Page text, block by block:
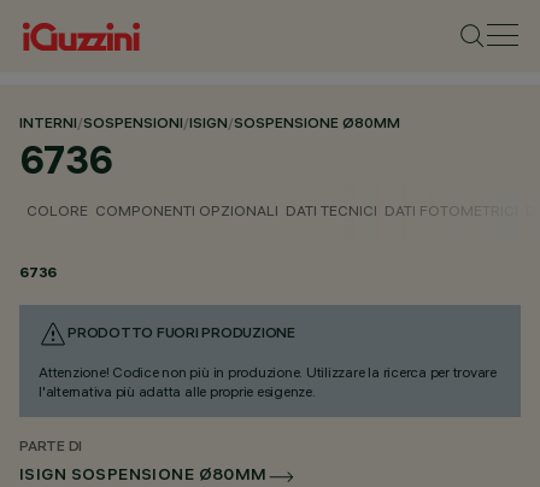
INTERNI/SOSPENSIONI/ISIGN/SOSPENSIONE Ø80MM
6736
COLORE COMPONENTI OPZIONALI DATI TECNICI DATI FOTOMETRICI
6736
PRODOTTO FUORI PRODUZIONE
Attenzione! Codice non più in produzione. Utilizzare la ricerca per trovare
l'alternativa più adatta alle proprie esigenze.
PARTE DI
ISIGN SOSPENSIONE Ø80MM